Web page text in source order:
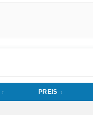
PREIS